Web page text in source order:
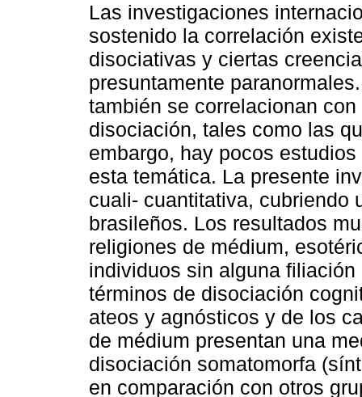
Las investigaciones
sostenido la correlación
disociativas y ciertas
presuntamente
también se correlacionan
disociación, tales como las
embargo, hay pocos
esta temática. La presente
cuali- cuantitativa, cubriendo
brasileños. Los resultados
religiones de médium,
individuos sin alguna
términos de disociación
ateos y agnósticos y de los
de médium presentan una
disociación somatomorfa
en comparación con otros